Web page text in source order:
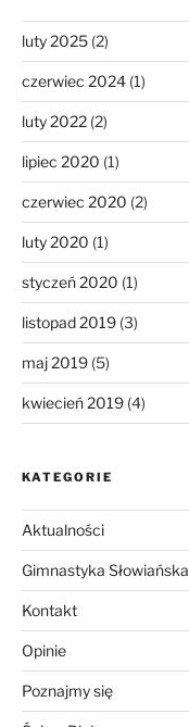
luty 2025(2)
czerwiec 2024(1)
luty 2022(2)
lipiec 2020 (1)
czerwiec 2020 (2)
luty 2020 (1)
styczeń 2020 (1)
listopad 2019(3)
maj 2019(5)
kwiecień 2019(4)
KATEGORIE
Aktualności
Gimnastyka Słowiańska
Kontakt
Opinie
Poznajmy się